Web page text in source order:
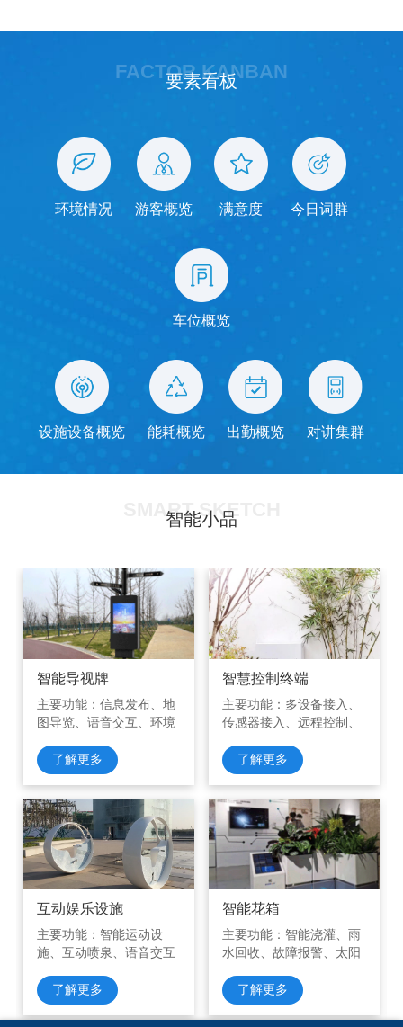
FACTOR KANBAN
要素看板
环境情况 游客概览 满意度 今日词群
车位概览
设施设备概览 能耗概览 出勤概览 对讲集群
SMART SKETCH
智能小品
智能导视牌
主要功能：信息发布、地
图导览、语音交互、环境
了解更多
互动娱乐设施
主要功能：智能运动设
施、互动喷泉、语音交互
了解更多
智慧控制终端
主要功能：多设备接入、
传感器接入、远程控制、
了解更多
智能花箱
主要功能：智能浇灌、雨
水回收、故障报警、太阳
了解更多